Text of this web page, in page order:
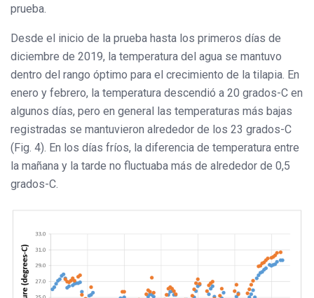
prueba.
Desde el inicio de la prueba hasta los primeros días de
diciembre de 2019, la temperatura del agua se mantuvo
dentro del rango óptimo para el crecimiento de la tilapia. En
enero y febrero, la temperatura descendió a 20 grados-C en
algunos días, pero en general las temperaturas más bajas
registradas se mantuvieron alrededor de los 23 grados-C
(Fig. 4). En los días fríos, la diferencia de temperatura entre
la mañana y la tarde no fluctuaba más de alrededor de 0,5
grados-C.